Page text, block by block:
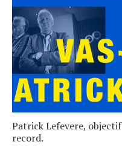
Patrick Lefevere, objectif
record.